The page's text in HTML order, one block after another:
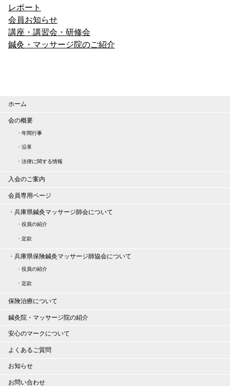
レポート
会員お知らせ
講座・講習会・研修会
鍼灸・マッサージ院のご紹介
ホーム
会の概要
・ 年間行事
・ 沿革
・ 法律に関する情報
入会のご案内
会員専用ページ
・ 兵庫県鍼灸マッサージ師会について
・ 役員の紹介
・ 定款
・ 兵庫県保険鍼灸マッサージ師協会について
・ 役員の紹介
・ 定款
保険治療について
鍼灸院・マッサージ院の紹介
安心のマークについて
よくあるご質問
お知らせ
お問い合わせ